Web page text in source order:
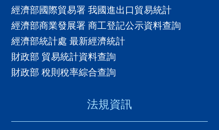
經濟部國際貿易署 我國進出口貿易統計
經濟部商業發展署 商工登記公示資料查詢
經濟部統計處 最新經濟統計
財政部 貿易統計資料查詢
財政部 稅則稅率綜合查詢
法規資訊